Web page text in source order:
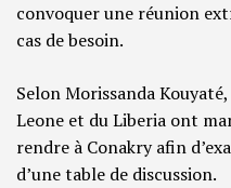
convoquer une réunion
cas de besoin.
Selon Morissanda
Leone et du Liberia ont
rendre à Conakry afin
d’une table de discussion.